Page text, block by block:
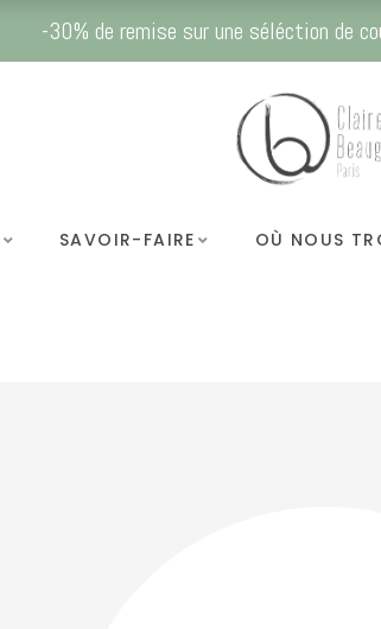
-30% de remise sur une séléction de
SAVOIR-FAIRE OÙ NOUS